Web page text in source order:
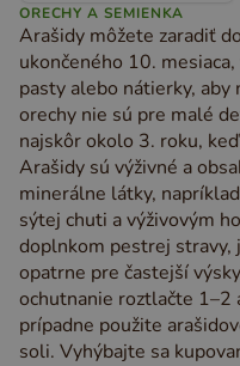
ORECHY A SEMIENKA
Arašidy môžete zaradiť
ukončeného 10.
pasty alebo nátierky,
orechy nie sú pre malé
najskôr okolo 3. roku,
Arašidy sú výživné a
minerálne látky,
sýtej chuti a výživovým
doplnkom pestrej stravy,
opatrne pre častejší
ochutnanie roztlačte 1–2
prípadne použite
soli. Vyhýbajte sa